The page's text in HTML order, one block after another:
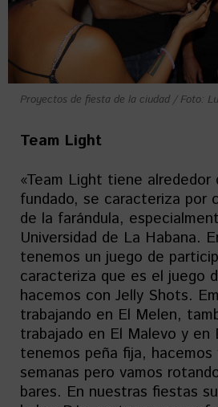
Proyectos de fiesta de la ciudad / Foto:
Team Light
«Team Light tiene alrededor
fundado, se caracteriza por
de la farándula,
Universidad de La Habana.
tenemos un juego de
caracteriza que es el juego
hacemos con Jelly Shots.
trabajando en El Melen,
trabajado en El Malevo y en
tenemos peña fija,
semanas pero vamos
bares. En nuestras fiestas